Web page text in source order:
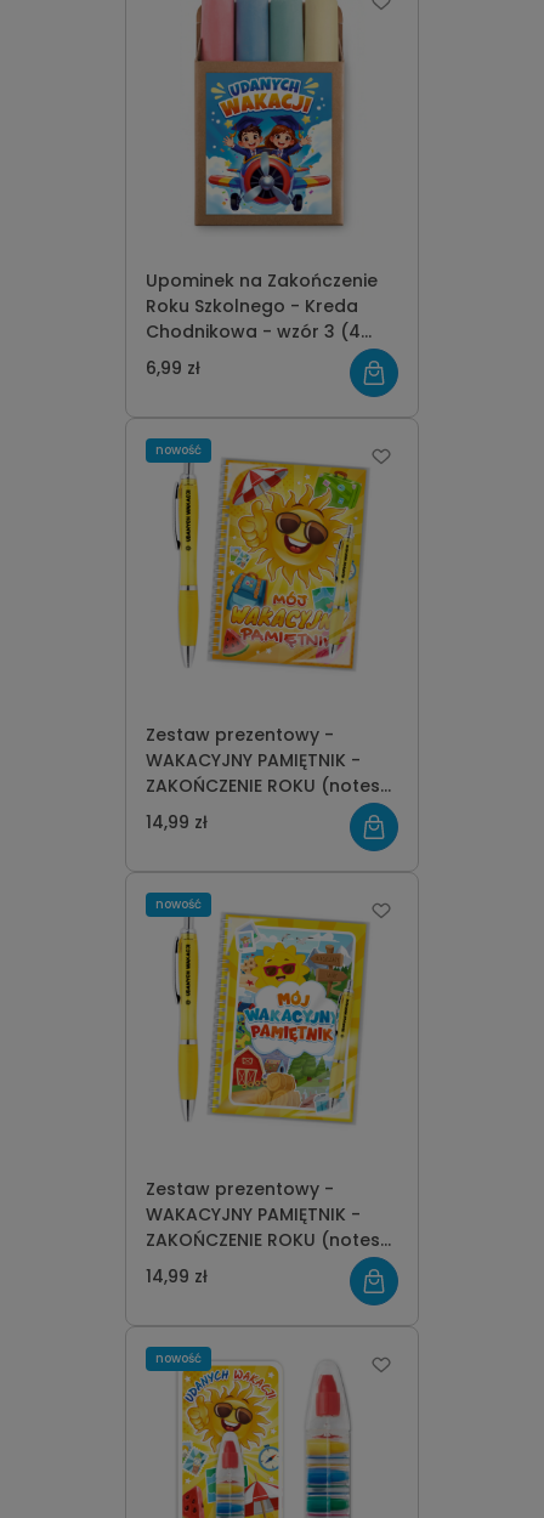
Upominek na Zakończenie
Roku Szkolnego - Kreda
Chodnikowa - wzór 3 (4
kolory)
6,99 zł
Zestaw prezentowy -
WAKACYJNY PAMIĘTNIK -
ZAKOŃCZENIE ROKU (notes
A5 + długopis) - wzór 1
14,99 zł
nowość
Zestaw prezentowy -
WAKACYJNY PAMIĘTNIK -
ZAKOŃCZENIE ROKU (notes
A5 + długopis) - wzór 2
14,99 zł
nowość
nowość